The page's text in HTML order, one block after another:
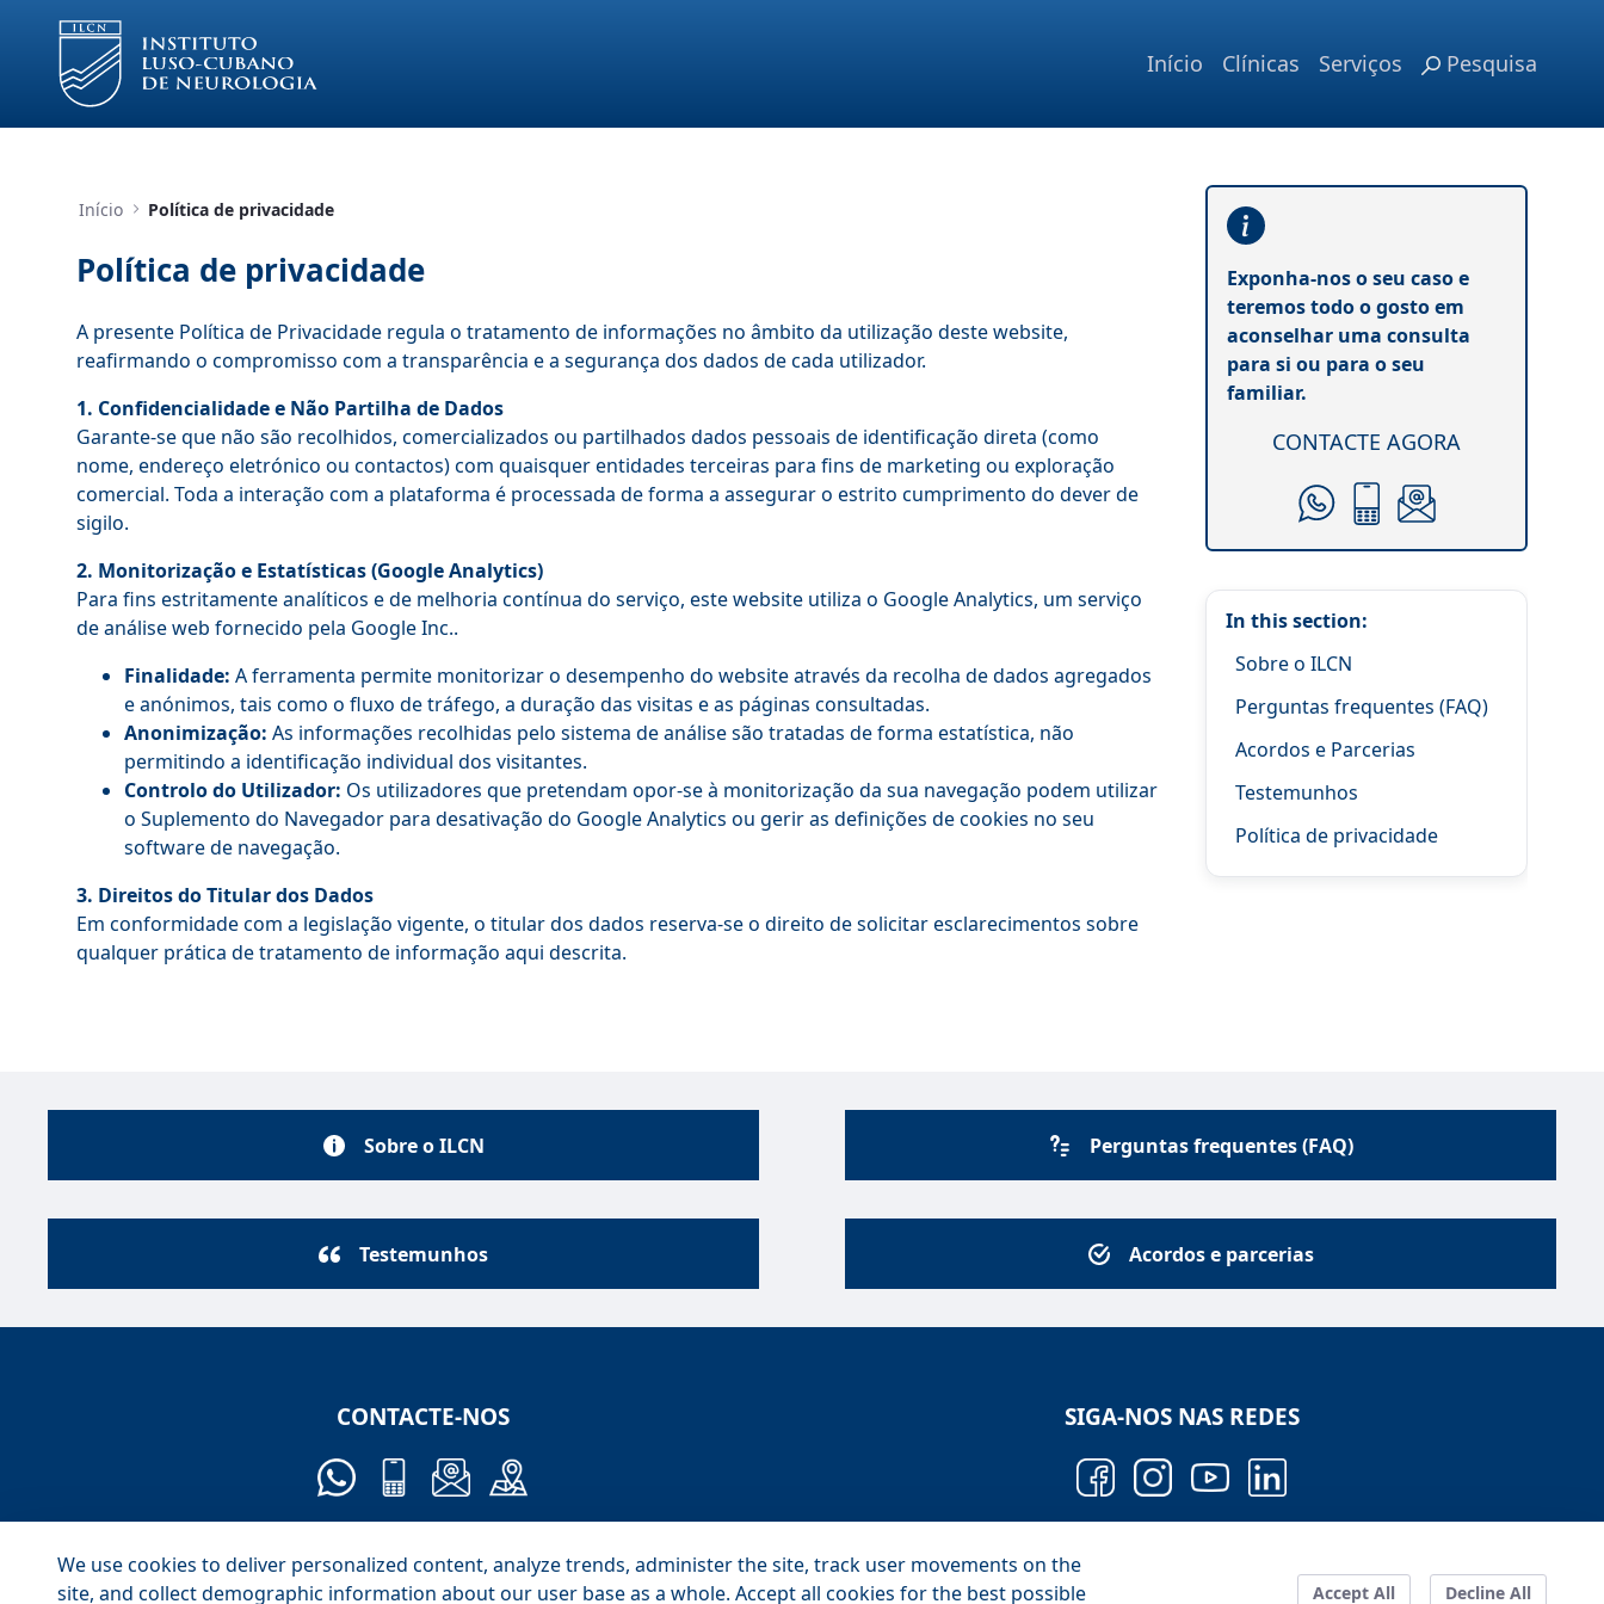
Skip to Main Content
Início Clínicas Serviços Pesquisa
Início Política de privacidade
Política de privacidade
A presente Política de Privacidade regula o tratamento de informações no âmbito da utilização deste website,
reafirmando o compromisso com a transparência e a segurança dos dados de cada utilizador.
1. Confidencialidade e Não Partilha de Dados
Garante-se que não são recolhidos, comercializados ou partilhados dados pessoais de identificação direta (como
nome, endereço eletrónico ou contactos) com quaisquer entidades terceiras para fins de marketing ou exploração
comercial. Toda a interação com a plataforma é processada de forma a assegurar o estrito cumprimento do dever de
sigilo.
2. Monitorização e Estatísticas (Google Analytics)
Para fins estritamente analíticos e de melhoria contínua do serviço, este website utiliza o Google Analytics, um serviço
de análise web fornecido pela Google Inc..
Finalidade: A ferramenta permite monitorizar o desempenho do website através da recolha de dados agregados
e anónimos, tais como o fluxo de tráfego, a duração das visitas e as páginas consultadas.
Anonimização: As informações recolhidas pelo sistema de análise são tratadas de forma estatística, não
permitindo a identificação individual dos visitantes.
Controlo do Utilizador: Os utilizadores que pretendam opor-se à monitorização da sua navegação podem utilizar
o Suplemento do Navegador para desativação do Google Analytics ou gerir as definições de cookies no seu
software de navegação.
3. Direitos do Titular dos Dados
Em conformidade com a legislação vigente, o titular dos dados reserva-se o direito de solicitar esclarecimentos sobre
qualquer prática de tratamento de informação aqui descrita.
Exponha-nos o seu caso e
teremos todo o gosto em
aconselhar uma consulta
para si ou para o seu
familiar.
CONTACTE AGORA
In this section:
Sobre o ILCN
Perguntas frequentes (FAQ)
Acordos e Parcerias
Testemunhos
Política de privacidade
Sobre o ILCN Perguntas frequentes (FAQ)
Testemunhos Acordos e parcerias
CONTACTE-NOS SIGA-NOS NAS REDES
We use cookies to deliver personalized content, analyze trends, administer the site, track user movements on the
site, and collect demographic information about our user base as a whole. Accept all cookies for the best possible
Accept All Decline All